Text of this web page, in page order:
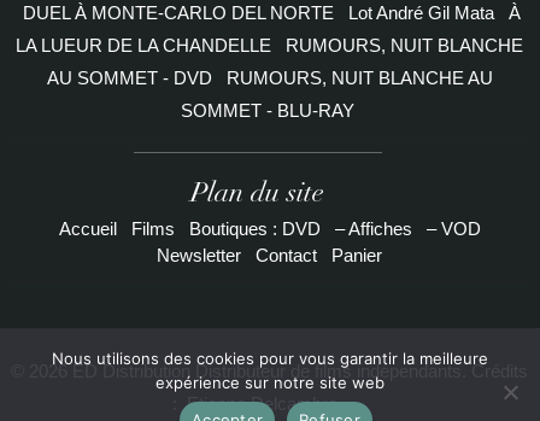
DUEL À MONTE-CARLO DEL NORTE Lot André Gil Mata
À
LA LUEUR DE LA CHANDELLE
RUMOURS, NUIT BLANCHE
AU SOMMET - DVD
RUMOURS, NUIT BLANCHE AU
SOMMET - BLU-RAY
Plan du site
Accueil Films Boutiques : DVD – Affiches
– VOD
Newsletter
Contact Panier
© 2026 ED Distribution Distributeur de films indépendants. Crédits
Etienne Delcambre
Nous utilisons des cookies pour vous garantir la meilleure
expérience sur notre site web